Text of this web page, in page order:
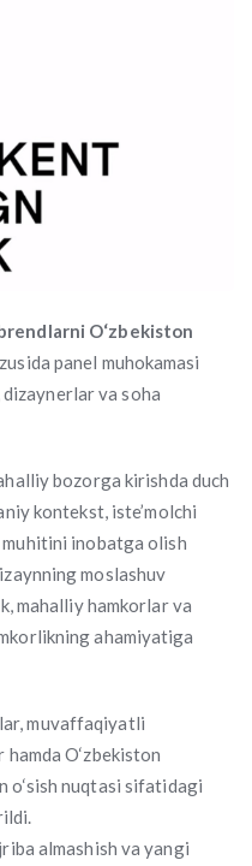
O‘zbekiston
panel muhokamasi
dizaynerlar va soha
bozorga kirishda duch
kontekst, iste’molchi
muhitini inobatga olish
moslashuv
mahalliy hamkorlar va
ahamiyatiga
muvaffaqiyatli
O‘zbekiston
o‘sish nuqtasi sifatidagi
almashish va yangi